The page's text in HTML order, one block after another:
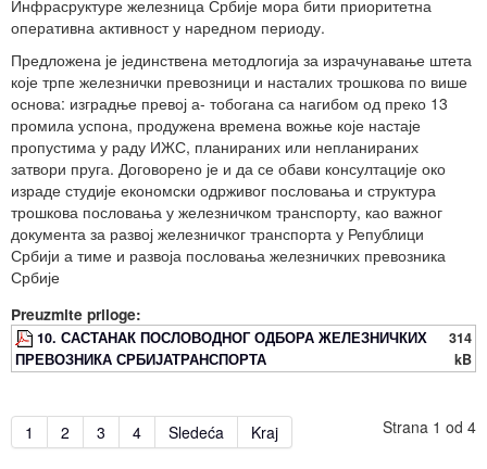
Инфрасруктуре железница Србије мора бити приоритетна
оперативна активност у наредном периоду.
Предложена је јединствена методлогија за израчунавање штета
које трпе железнички превозници и насталих трошкова по више
основа: изградње превој а- тобогана са нагибом од преко 13
промила успона, продужена времена вожње које настаје
пропустима у раду ИЖС, планираних или непланираних
затвори пруга. Договорено је и да се обави консултације око
израде студије економски одрживог пословања и структура
трошкова пословања у железничком транспорту, као важног
документа за развој железничког транспорта у Републици
Србији а тиме и развоја пословања железничких превозника
Србије
Preuzmite priloge:
10. САСТАНАК ПОСЛОВОДНОГ ОДБОРА ЖЕЛЕЗНИЧКИХ
ПРЕВОЗНИКА СРБИЈАТРАНСПОРТА
314
kB
Strana 1 od 4
1 2 3 4 Sledeća Kraj